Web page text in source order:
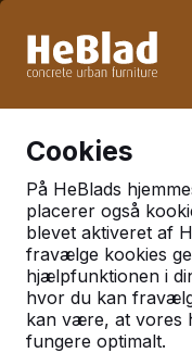
Så tag venligst
Cookies
På HeBlads
placerer også
blevet aktiveret af
fravælge kookies
hjælpfunktionen i
hvor du kan
kan være, at vores
fungere optimalt.
Vi har
Multispillebord